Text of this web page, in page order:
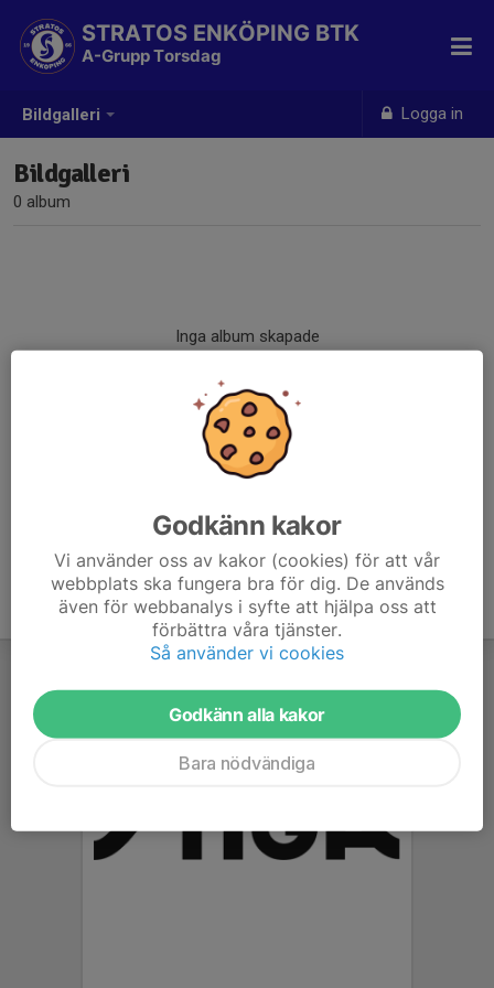
Bildgalleri Logga in
STRATOS ENKÖPING BTK
A-Grupp Torsdag
Bildgalleri
0 album
Inga album skapade
Godkänn kakor
Vi använder oss av kakor (cookies) för att vår
webbplats ska fungera bra för dig. De används
även för webbanalys i syfte att hjälpa oss att
förbättra våra tjänster.
Så använder vi cookies
Godkänn alla kakor
Bara nödvändiga